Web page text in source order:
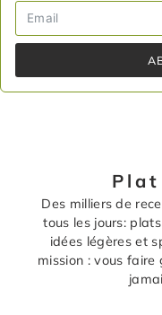
Des milliers de
tous les jours:
idées légères et
mission : vous faire